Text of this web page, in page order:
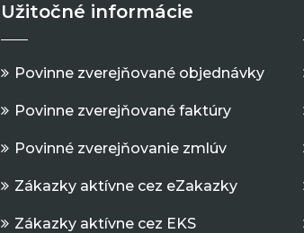
Užitočné informácie
Povinne zverejňované objednávky
Povinne zverejňované faktúry
Povinné zverejňovanie zmlúv
Zákazky aktívne cez eZakazky
Zákazky aktívne cez EKS